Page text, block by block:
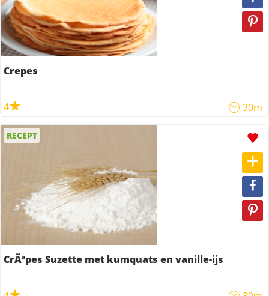
Crepes
4 30m
RECEPT
CrÃªpes Suzette met kumquats en vanille-ijs